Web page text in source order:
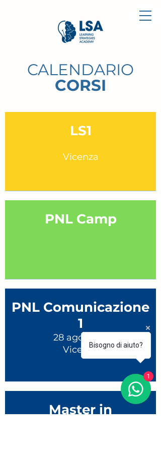
CALENDARIO
CORSI
LS1
Vicenza
PNL Camp
PNL Comunicazione
1
28 ago 2026
Vicenza
Master in
Bisogno di aiuto?
1